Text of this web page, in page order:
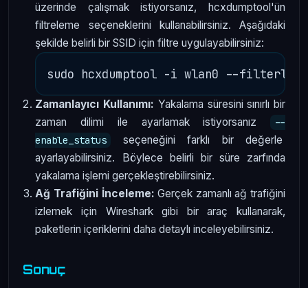
üzerinde çalışmak istiyorsanız, hcxdumptool'ün
filtreleme seçeneklerini kullanabilirsiniz. Aşağıdaki
şekilde belirli bir SSID için filtre uygulayabilirsiniz:
Zamanlayıcı Kullanımı: Yakalama süresini sınırlı bir
zaman dilimi ile ayarlamak istiyorsanız
--
enable_status
seçeneğini farklı bir değerle
ayarlayabilirsiniz. Böylece belirli bir süre zarfında
yakalama işlemi gerçekleştirebilirsiniz.
Ağ Trafiğini İnceleme: Gerçek zamanlı ağ trafiğini
izlemek için Wireshark gibi bir araç kullanarak,
paketlerin içeriklerini daha detaylı inceleyebilirsiniz.
Sonuç